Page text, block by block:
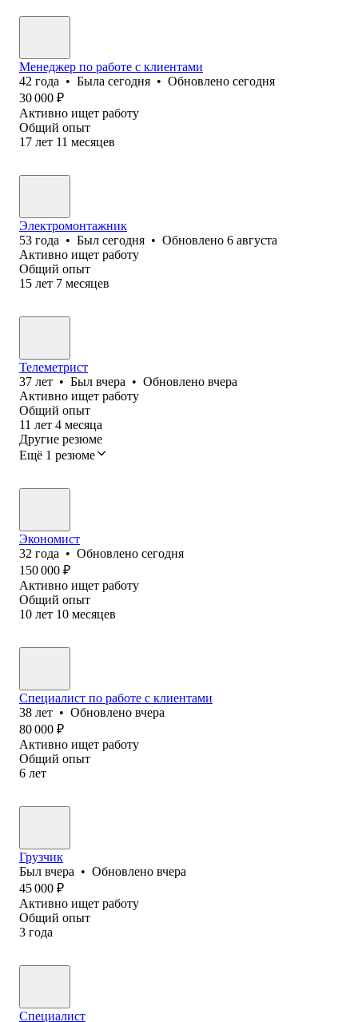
Менеджер по работе с клиентами
42 года • Была сегодня • Обновлено сегодня
30 000 ₽
Активно ищет работу
Общий опыт
17 лет 11 месяцев
Электромонтажник
53 года • Был сегодня • Обновлено 6 августа
Активно ищет работу
Общий опыт
15 лет 7 месяцев
Телеметрист
37 лет • Был вчера • Обновлено вчера
Активно ищет работу
Общий опыт
11 лет 4 месяца
Другие резюме
Ещё 1 резюме
Экономист
32 года • Обновлено сегодня
150 000 ₽
Активно ищет работу
Общий опыт
10 лет 10 месяцев
Специалист по работе с клиентами
38 лет • Обновлено вчера
80 000 ₽
Активно ищет работу
Общий опыт
6 лет
Грузчик
Был вчера • Обновлено вчера
45 000 ₽
Активно ищет работу
Общий опыт
3 года
Специалист